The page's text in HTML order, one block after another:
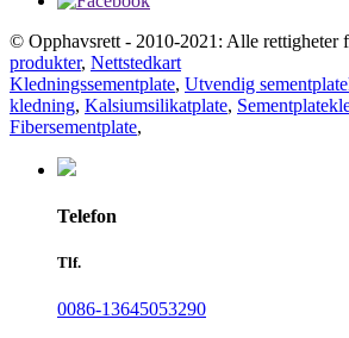
© Opphavsrett - 2010-2021: Alle rettigheter
produkter, Nettstedkart
Kledningssementplate, Utvendig
kledning, Kalsiumsilikatplate,
Fibersementplate,
Telefon
Tlf.
0086-13645053290